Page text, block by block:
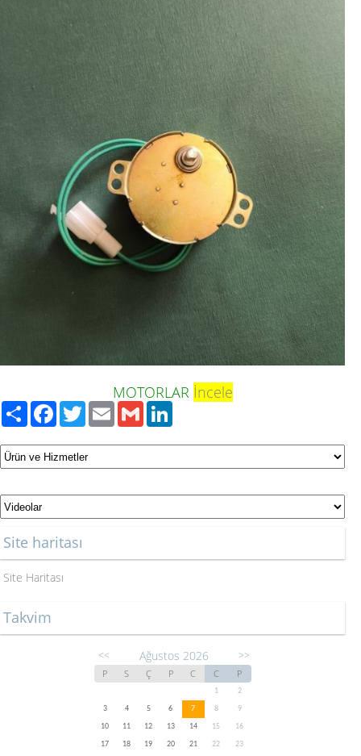
MOTORLAR İncele
PaylaşFacebook
TwitterEmailGmail LinkedIn
Site haritası
Site Haritası
Takvim
<< Ağustos 2026 >>
P S Ç P C C P
1
2
3
4 5 6 7 8
9
10
11 12 13 14 15
16
17
18 19 20 21 22 23